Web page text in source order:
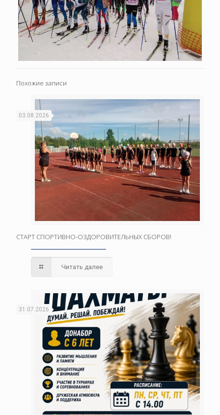
Похожие записи
03.08.2026
СТАРТ СПОРТИВНО-ОЗДОРОВИТЕЛЬНЫХ СБОРОВ!
Читать далее
31.07.2026